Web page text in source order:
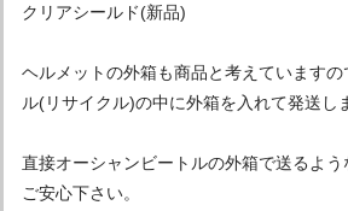
クリアシールド(新品)
ヘルメットの外箱も商品と考えています
ル(リサイクル)の中に外箱を入れて発送し
直接オーシャンビートルの外箱で送るよ
ご安心下さい。